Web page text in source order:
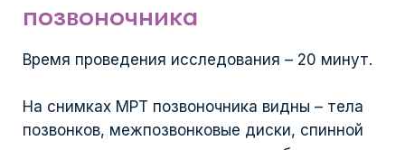
позвоночника
Время проведения исследования – 20 минут.
На снимках МРТ позвоночника видны – тела
позвонков, межпозвонковые диски, спинной